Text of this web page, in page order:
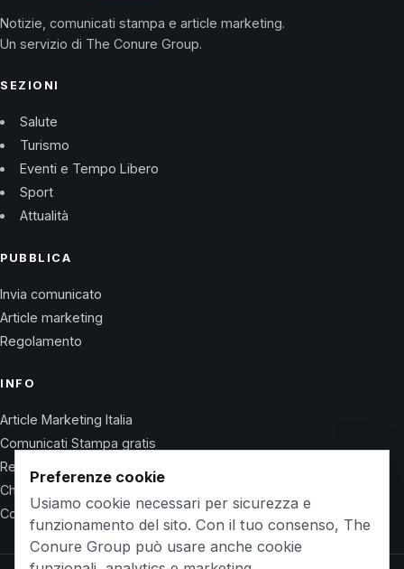
Notizie, comunicati stampa e article marketing.
Un servizio di The Conure Group.
SEZIONI
Salute
Turismo
Eventi e Tempo Libero
Sport
Attualità
PUBBLICA
Invia comunicato
Article marketing
Regolamento
INFO
Article Marketing Italia
Comunicati Stampa gratis
Regolamento
Chi Siamo
Contatti
Preferenze cookie
Usiamo cookie necessari per sicurezza e
funzionamento del sito. Con il tuo consenso, The
Conure Group può usare anche cookie